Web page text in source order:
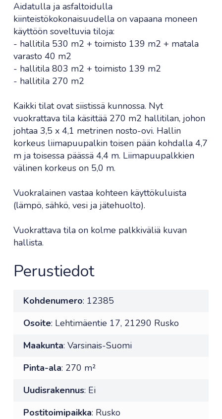
Aidatulla ja asfaltoidulla
kiinteistökokonaisuudella on vapaana moneen
käyttöön soveltuvia tiloja:
- hallitila 530 m2 + toimisto 139 m2 + matala
varasto 40 m2
- hallitila 803 m2 + toimisto 139 m2
- hallitila 270 m2
Kaikki tilat ovat siistissä kunnossa. Nyt
vuokrattava tila käsittää 270 m2 hallitilan, johon
johtaa 3,5 x 4,1 metrinen nosto-ovi. Hallin
korkeus liimapuupalkin toisen pään kohdalla 4,7
m ja toisessa päässä 4,4 m. Liimapuupalkkien
välinen korkeus on 5,0 m.
Vuokralainen vastaa kohteen käyttökuluista
(lämpö, sähkö, vesi ja jätehuolto).
Vuokrattava tila on kolme palkkiväliä kuvan
hallista.
Perustiedot
Kohdenumero: 12385
Osoite: Lehtimäentie 17, 21290 Rusko
Maakunta: Varsinais-Suomi
Pinta-ala: 270 m²
Uudisrakennus: Ei
Postitoimipaikka: Rusko